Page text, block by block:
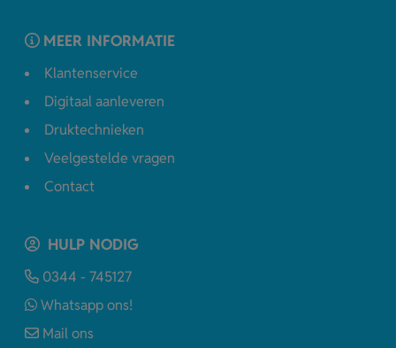
MEER INFORMATIE
Klantenservice
Digitaal aanleveren
Druktechnieken
Veelgestelde vragen
Contact
HULP NODIG
0344 - 745127
Whatsapp ons!
Mail ons